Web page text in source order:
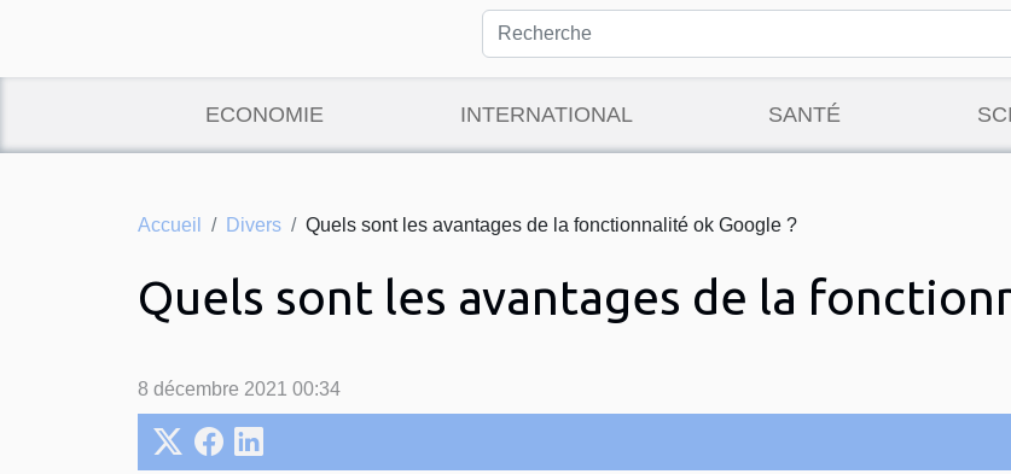
ECONOMIE INTERNATIONAL SANTÉ
Accueil Divers Quels sont les avantages de la fonctionnalité ok Google ?
Quels sont les avantages de la
8 décembre 2021 00:34